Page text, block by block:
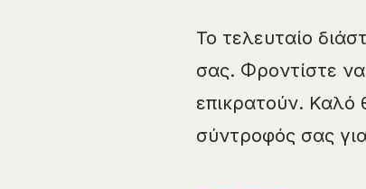
Το τελευταίο
σας. Φροντίστε
επικρατούν. Καλό
σύντροφός σας